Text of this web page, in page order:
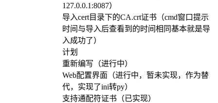
127.0.0.1:8087）
导入cert目录下的CA.crt证书（cmd窗口提示
时间与导入后查看到的时间相同基本就是导
入成功了）
计划
重新编写（进行中）
Web配置界面（进行中，暂未实现，作为替
代，实现了ini转py）
支持通配符证书（已实现）